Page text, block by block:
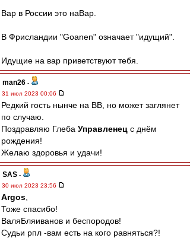
Вар в России это наВар.
В Фрисландии "Goanen" означает "идущий".
Идущие на вар приветствуют тебя.
man26 -
31 июл 2023 00:06
Редкий гость нынче на ВВ, но может заглянет
по случаю.
Поздравляю Глеба Управленец с днём
рождения!
Желаю здоровья и удачи!
SAS -
30 июл 2023 23:56
Argos
Тоже спасибо!
ВаляБляиванов и беспородов!
Судьи рпл -вам есть на кого равняться?!